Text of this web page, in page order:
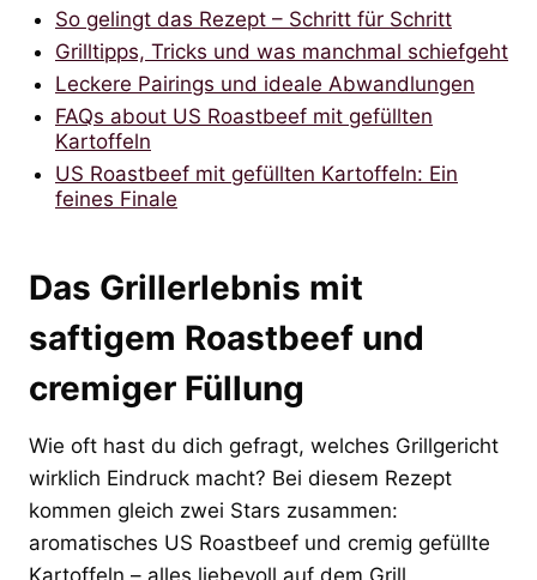
So gelingt das Rezept – Schritt für Schritt
Grilltipps, Tricks und was manchmal schiefgeht
Leckere Pairings und ideale Abwandlungen
FAQs about US Roastbeef mit gefüllten
Kartoffeln
US Roastbeef mit gefüllten Kartoffeln: Ein
feines Finale
Das Grillerlebnis mit
saftigem Roastbeef und
cremiger Füllung
Wie oft hast du dich gefragt, welches Grillgericht
wirklich Eindruck macht? Bei diesem Rezept
kommen gleich zwei Stars zusammen:
aromatisches US Roastbeef und cremig gefüllte
Kartoffeln – alles liebevoll auf dem Grill